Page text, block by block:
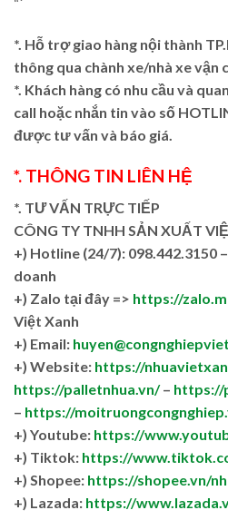
*. Hỗ trợ giao hàng nội thành
thông qua chành xe/nhà xe vận
*. Khách hàng có nhu cầu và
call hoặc nhắn tin vào số
được tư vấn và báo giá.
*. THÔNG TIN LIÊN HỆ
*. TƯ VẤN TRỰC TIẾP
CÔNG TY TNHH SẢN XUẤT
+) Hotline (24/7): 098.442.3150
doanh
+) Zalo tại đây => https://
Việt Xanh
+) Email:
+) Website: https://
https://palletnhua.vn/– https://
– https://
+) Youtube: https://
+) Tiktok: https://
+) Shopee: https://shopee.vn/
+) Lazada: https://